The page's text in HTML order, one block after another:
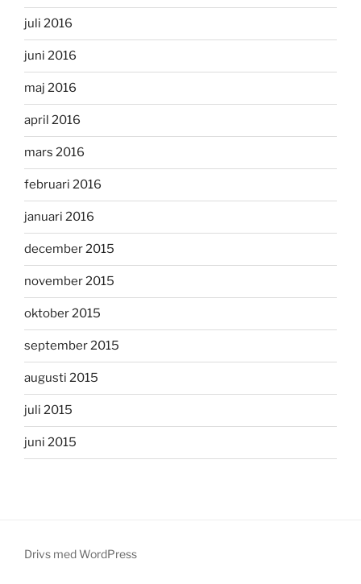
juli 2016
juni 2016
maj 2016
april 2016
mars 2016
februari 2016
januari 2016
december 2015
november 2015
oktober 2015
september 2015
augusti 2015
juli 2015
juni 2015
Drivs med WordPress